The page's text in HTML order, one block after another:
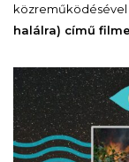
közreműködésével
halálra) című